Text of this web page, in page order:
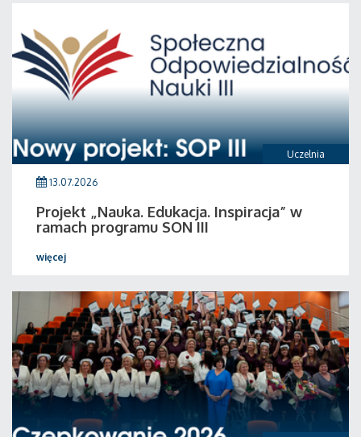
Uczelnia
13.07.2026
Projekt „Nauka. Edukacja. Inspiracja” w
ramach programu SON III
więcej